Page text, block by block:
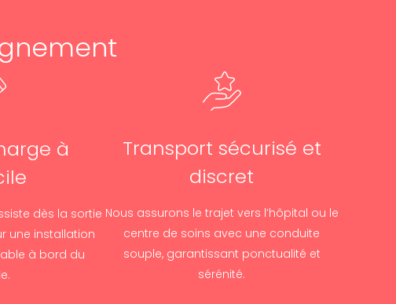
à
dès la sortie
une installation
à bord du
Transport sécurisé et
discret
Nous assurons le trajet vers l’hôpital ou le
centre de soins avec une conduite
souple, garantissant ponctualité et
sérénité.